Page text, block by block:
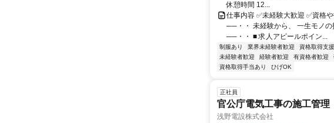
休憩時間 12...
仕事内容 ✅未経験大歓迎 ✅資格
──・・ 未経験から、 一生モノ
──・・ ■ 求人アピールポイン...
制服あり 業界未経験者歓迎 資格取得支
未経験者歓迎
経験者歓迎 有資格者歓迎
資格取得手当あり
ひげOK
正社員
官公庁電気工事の施工管理
浅野電設株式会社